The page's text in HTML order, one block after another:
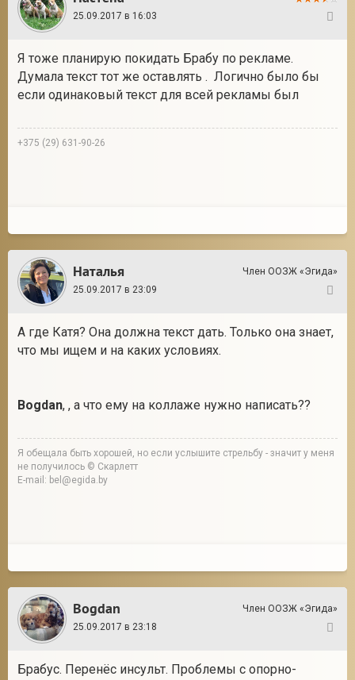
25.09.2017 в 16:03
Я тоже планирую покидать Брабу по рекламе.
Думала текст тот же оставлять . Логично было бы
если одинаковый текст для всей рекламы был
+375 (29) 631-90-26
Наталья
Член ООЗЖ «Эгида»
25.09.2017 в 23:09
А где Катя? Она должна текст дать. Только она знает,
что мы ищем и на каких условиях.
Bogdan, , а что ему на коллаже нужно написать??
Я обещала быть хорошей, но если услышите стрельбу - значит у меня
не получилось © Скарлетт
E-mail: bel@egida.by
Bogdan
Член ООЗЖ «Эгида»
25.09.2017 в 23:18
Брабус. Перенёс инсульт. Проблемы с опорно-